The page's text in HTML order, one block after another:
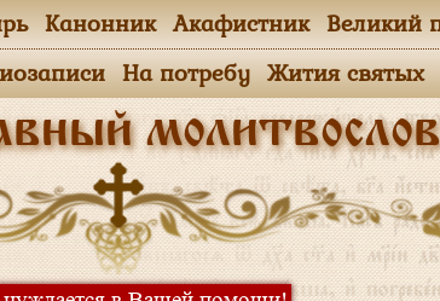
молитвослов
Канонник Акафистник Великий
На потребу Жития святых